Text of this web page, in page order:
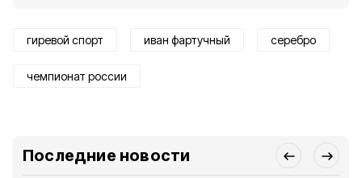
гиревой спорт иван фартучный серебро
чемпионат россии
Последние новости